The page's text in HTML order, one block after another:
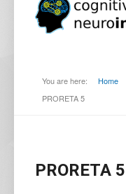
You are here: Home
PRORETA 5
PRORETA 5